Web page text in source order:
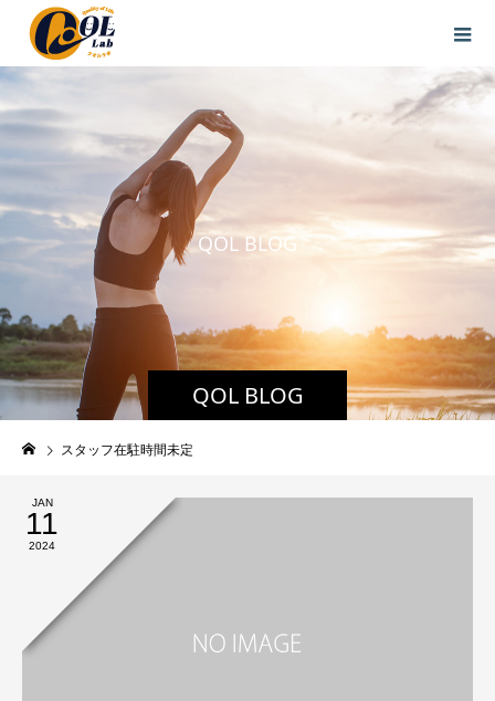
QOL BLOG
QOL BLOG
スタッフ在駐時間未定
JAN
11
2024